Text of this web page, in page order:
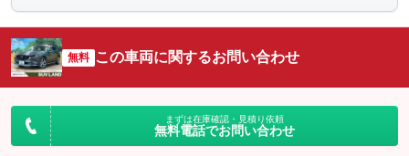
無料 この車両に関するお問い合わせ
まずは在庫確認・見積り依頼
無料電話でお問い合わせ